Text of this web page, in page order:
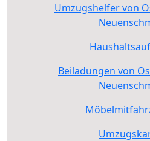
Umzugshelfer von
Beiladungen von